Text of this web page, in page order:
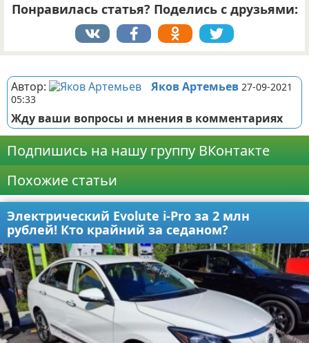
Понравилась статья? Поделись с друзьями:
Автор: Яков Артемьев 27-09-2021
05:33
Жду ваши вопросы и мнения в комментариях
Подпишись на нашу группу ВКонтакте
Похожие статьи
Электрический Evolute i-Pro за 2 млн
рублей! Кто крайний за седаном?